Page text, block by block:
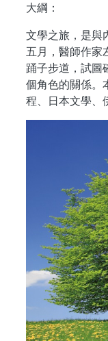
大綱：
文學之旅，是與
五月，醫師作家
踊子步道，試圖
個角色的關係。
程、日本文學、